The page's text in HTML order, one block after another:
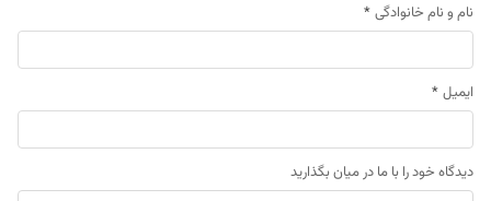
نام و نام خانوادگی *
ایمیل *
دیدگاه خود را با ما در میان بگذارید